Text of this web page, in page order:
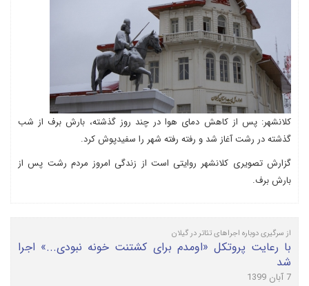
کلانشهر: پس از کاهش دمای هوا در چند روز گذشته، بارش برف از شب
گذشته در رشت آغاز شد و رفته رفته شهر را سفیدپوش کرد.
گزارش تصویری کلانشهر روایتی است از زندگی امروز مردم رشت پس از
بارش برف.
از سرگیری دوباره اجراهای تئاتر در گیلان
با رعایت پروتکل «اومدم برای کشتنت خونه نبودی...» اجرا
شد
7 آبان 1399